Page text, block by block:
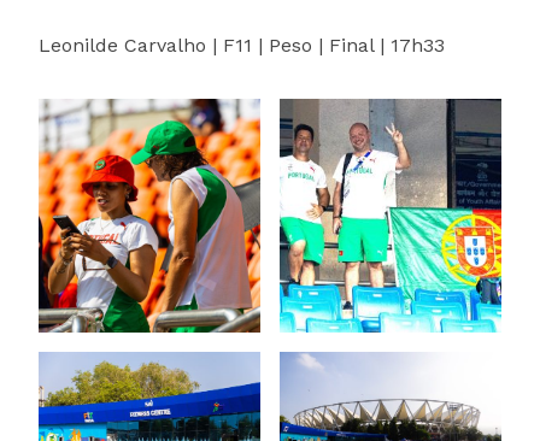
Leonilde Carvalho | F11 | Peso | Final | 17h33